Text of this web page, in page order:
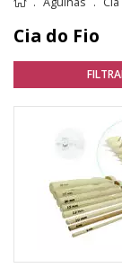
Cia do Fio